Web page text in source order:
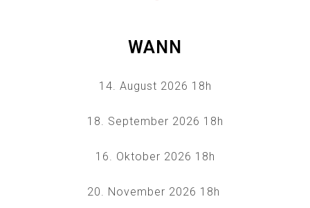
WANN
14. August 2026 18h
18. September 2026 18h
16. Oktober 2026 18h
20. November 2026 18h